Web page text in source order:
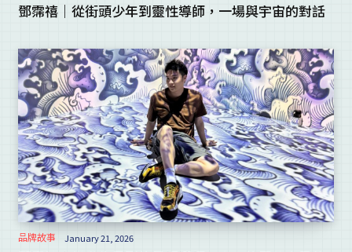
鄧霈禧｜從街頭少年到靈性導師，一場與宇宙的對話
品牌故事 January 21, 2026